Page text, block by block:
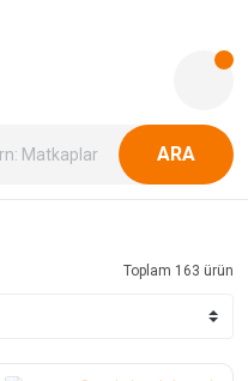
ARA
Toplam 163 ürün